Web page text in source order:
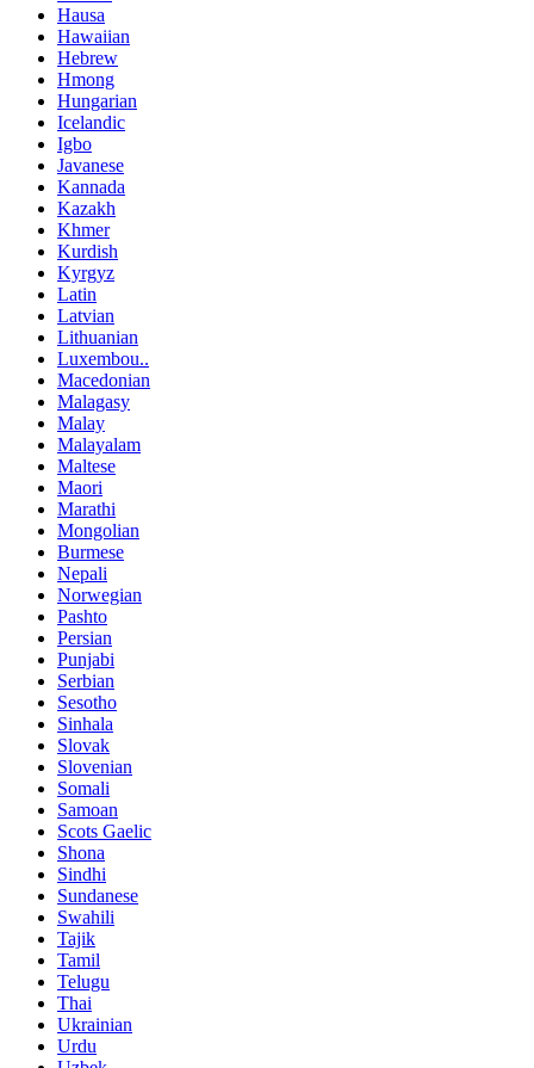
Hausa
Hawaiian
Hebrew
Hmong
Hungarian
Icelandic
Igbo
Javanese
Kannada
Kazakh
Khmer
Kurdish
Kyrgyz
Latin
Latvian
Lithuanian
Luxembou..
Macedonian
Malagasy
Malay
Malayalam
Maltese
Maori
Marathi
Mongolian
Burmese
Nepali
Norwegian
Pashto
Persian
Punjabi
Serbian
Sesotho
Sinhala
Slovak
Slovenian
Somali
Samoan
Scots Gaelic
Shona
Sindhi
Sundanese
Swahili
Tajik
Tamil
Telugu
Thai
Ukrainian
Urdu